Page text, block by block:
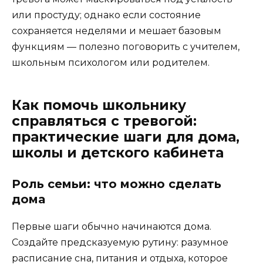
или простуду; однако если состояние
сохраняется неделями и мешает базовым
функциям — полезно поговорить с учителем,
школьным психологом или родителем.
Как помочь школьнику
справляться с тревогой:
практические шаги для дома,
школы и детского кабинета
Роль семьи: что можно сделать
дома
Первые шаги обычно начинаются дома.
Создайте предсказуемую рутину: разумное
расписание сна, питания и отдыха, которое